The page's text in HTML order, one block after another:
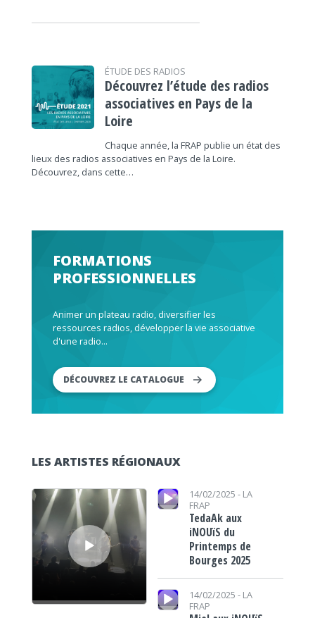
ÉTUDE DES RADIOS
Découvrez l’étude des radios
associatives en Pays de la
Loire
Chaque année, la FRAP publie un état des
lieux des radios associatives en Pays de la Loire.
Découvrez, dans cette…
FORMATIONS
PROFESSIONNELLES
Animer un plateau radio, diversifier les
ressources radios, développer la vie associative
d'une radio...
DÉCOUVREZ LE CATALOGUE
LES ARTISTES RÉGIONAUX
Lecteur audio
Lecteur audio 14/02/2025 - LA
FRAP
TedaAk aux
iNOUïS du
Printemps de
Bourges 2025
Lecteur audio
14/02/2025 - LA
FRAP